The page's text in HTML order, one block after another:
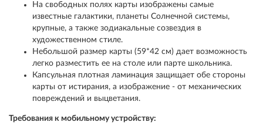
На свободных полях карты изображены самые
известные галактики, планеты Солнечной системы,
крупные, а также зодиакальные созвездия в
художественном стиле.
Небольшой размер карты (59*42 см) дает возможность
легко разместить ее на столе или парте школьника.
Капсульная плотная ламинация защищает обе стороны
карты от истирания, а изображение - от механических
повреждений и выцветания.
Требования к мобильному устройству: